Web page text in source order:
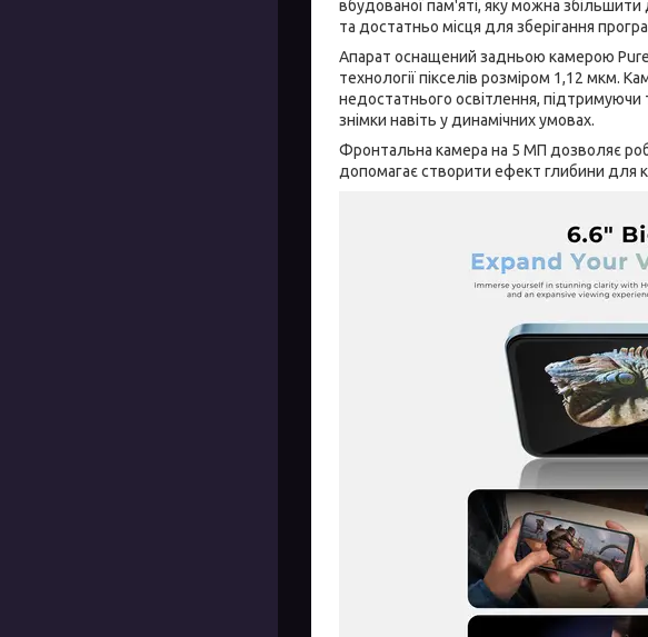
вбудованої пам'яті, яку можна
та достатньо місця для зберігання
Апарат оснащений задньою камерою
технології пікселів розміром 1,12 мкм.
недостатнього освітлення, підтримуючи
знімки навіть у динамічних умовах.
Фронтальна камера на 5 МП дозволяє
допомагає створити ефект глибини для